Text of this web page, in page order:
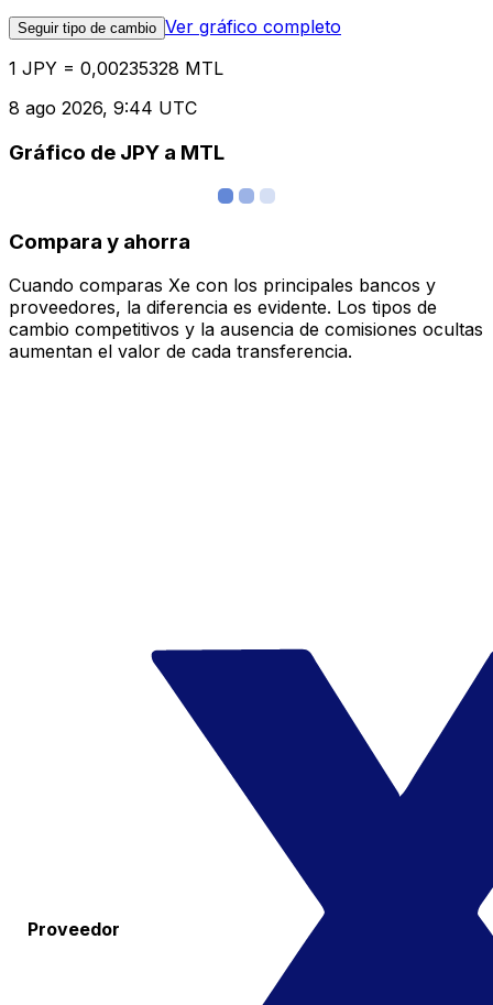
Seguir tipo de cambio Ver gráfico completo
1 JPY = 0,00235328 MTL
8 ago 2026, 9:44 UTC
Gráfico de JPY a MTL
Compara y ahorra
Cuando comparas Xe con los principales bancos y
proveedores, la diferencia es evidente. Los tipos de
cambio competitivos y la ausencia de comisiones ocultas
aumentan el valor de cada transferencia.
Proveedor